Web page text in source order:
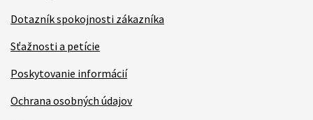
Dotazník spokojnosti zákazníka
Sťažnosti a petície
Poskytovanie informácií
Ochrana osobných údajov